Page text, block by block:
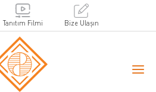
Tanıtım Filmi Bize Ulaşın